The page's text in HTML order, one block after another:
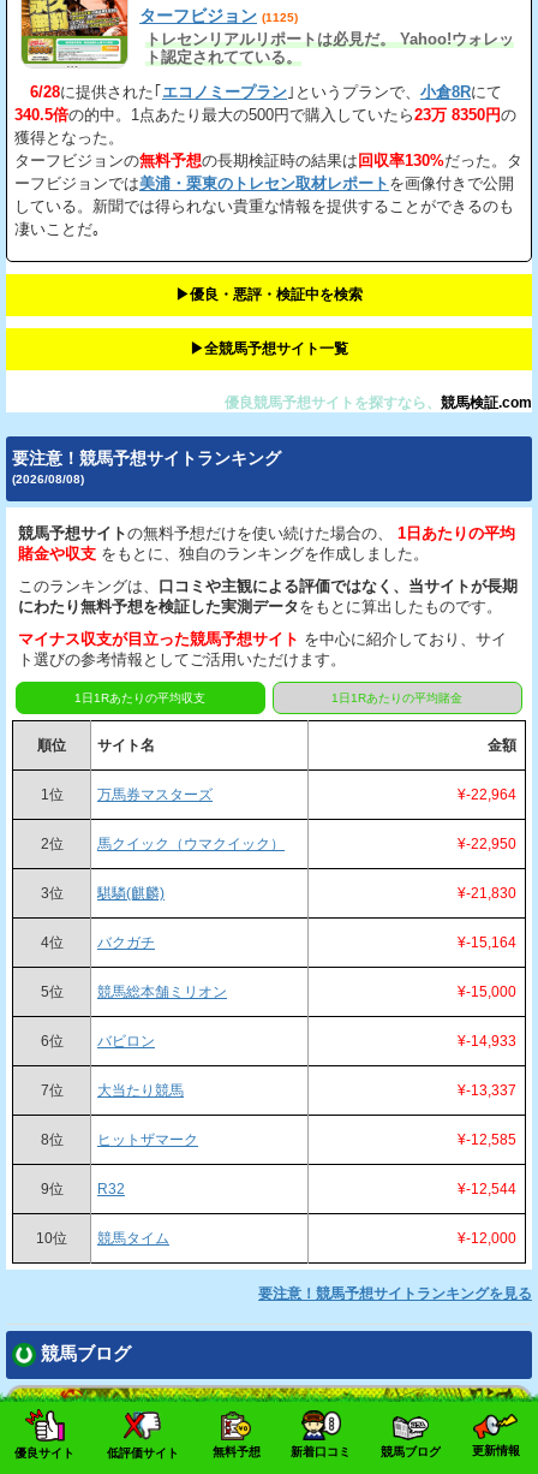
優良サイト 低評価サイト 無料予想 新着口コミ 競馬ブログ 更新情報
ターフビジョン (1125)
トレセンリアルリポートは必見だ。 Yahoo!ウォレッ
ト認定されてている。
6/28に提供された｢ エコノミープラン ｣というプランで、 小倉8Rにて
340.5倍の的中。1点あたり最大の500円で購入していたら23万 8350円の
獲得となった。
ターフビジョンの無料予想の長期検証時の結果は 回収率130%だった。タ
ーフビジョンでは美浦・栗東のトレセン取材レポート を画像付きで公開
している。新聞では得られない貴重な情報を提供することができるのも
凄いことだ｡
▶︎優良・悪評・検証中を検索
▶︎全競馬予想サイト一覧
優良競馬予想サイトを探すなら、 競馬検証.com
要注意！競馬予想サイトランキング
(2026/08/08)
競馬予想サイトの無料予想だけを使い続けた場合の、
1日あたりの平均
賭金や収支 をもとに、独自のランキングを作成しました。
このランキングは、 口コミや主観による評価ではなく、当サイトが長期
にわたり無料予想を検証した実測データをもとに算出したものです。
マイナス収支が目立った競馬予想サイト を中心に紹介しており、サイ
ト選びの参考情報としてご活用いただけます。
1日1Rあたりの平均収支 1日1Rあたりの平均賭金
順位 サイト名 金額
1位 万馬券マスターズ ¥-22,964
2位 馬クイック（ウマクイック） ¥-22,950
3位 騏驎(麒麟) ¥-21,830
4位 バクガチ ¥-15,164
5位 競馬総本舗ミリオン ¥-15,000
6位 バビロン ¥-14,933
7位 大当たり競馬 ¥-13,337
8位 ヒットザマーク ¥-12,585
9位 R32 ¥-12,544
10位 競馬タイム ¥-12,000
要注意！競馬予想サイトランキングを見る
競馬ブログ